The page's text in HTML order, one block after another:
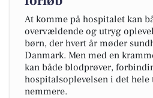
At komme på hospitalet kan
overvældende og utryg
børn, der hvert år møder
Danmark. Men med en
kan både blodprøver,
hospitalsoplevelsen i det
nemmere.